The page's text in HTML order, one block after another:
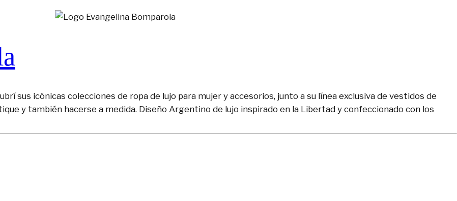
sus icónicas colecciones de ropa de lujo para mujer y accesorios, junto a su línea exclusiva de vestidos de
y también hacerse a medida. Diseño Argentino de lujo inspirado en la Libertad y confeccionado con los